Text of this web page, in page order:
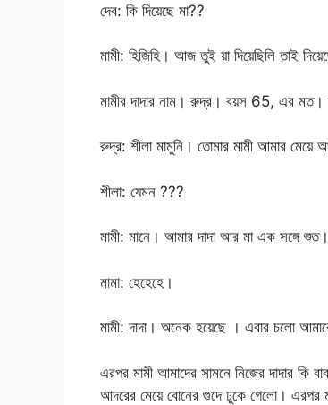
দেব: কি দিয়েছে মা??
মামী: হিজিহি। আজ তুই য়া দিয়েছিলি তাই
মামীর দাদার নাম। রুদ্র। বয়স 65, এর
রুদ্র: শীলা মামুনি। তোমার মামী আমার
শীলা: যেমন ???
মামী: মানে। আমার দাদা আর মা এক সঙ্গে
মামা: হেহেহে।
মামী: দাদা। অনেক হয়েছে । এবার চলো
এরপর মামী আমাদের সামনে নিজের দাদার কি
আদরের মেয়ে বোনের গুদে ঢুকে গেলো। এরপর